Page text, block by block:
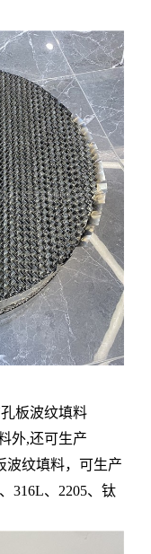
板波纹填料
外,还可生产
波纹填料，可生产
316L、2205、钛